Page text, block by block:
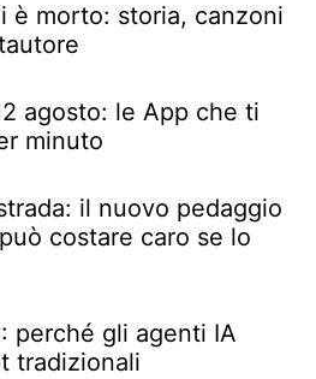
è morto: storia, canzoni
agosto: le App che ti
minuto
il nuovo pedaggio
costare caro se lo
perché gli agenti IA
tradizionali